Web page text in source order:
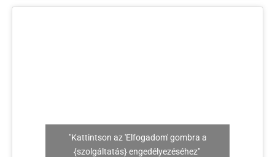
"Kattintson az 'Elfogadom' gombra a
{szolgáltatás} engedélyezéséhez"